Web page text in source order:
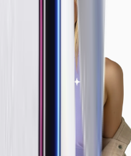
районах
дороги до
вебкам-студий
и спальные
наиболее
на долгую дорогу